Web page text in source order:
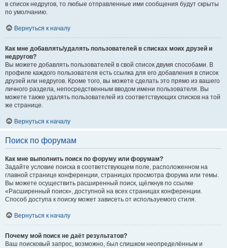
в список недругов, то любые отправленные ими сообщения будут скрыты
по умолчанию.
Вернуться к началу
Как мне добавлять/удалять пользователей в списках моих друзей и
недругов?
Вы можете добавлять пользователей в свой список двумя способами. В
профиле каждого пользователя есть ссылка для его добавления в список
друзей или недругов. Кроме того, вы можете сделать это прямо из вашего
личного раздела, непосредственным вводом имени пользователя. Вы
можете также удалять пользователей из соответствующих списков на той
же странице.
Вернуться к началу
Поиск по форумам
Как мне выполнить поиск по форуму или форумам?
Задайте условие поиска в соответствующем поле, расположенном на
главной странице конференции, страницах просмотра форума или темы.
Вы можете осуществить расширенный поиск, щёлкнув по ссылке
«Расширенный поиск», доступной на всех страницах конференции.
Способ доступа к поиску может зависеть от используемого стиля.
Вернуться к началу
Почему мой поиск не даёт результатов?
Ваш поисковый запрос, возможно, был слишком неопределённым и